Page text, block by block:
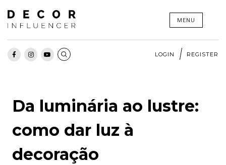
Skip
content
MENU
LOGIN REGISTER
Da luminária ao lustre:
como dar luz à
decoração